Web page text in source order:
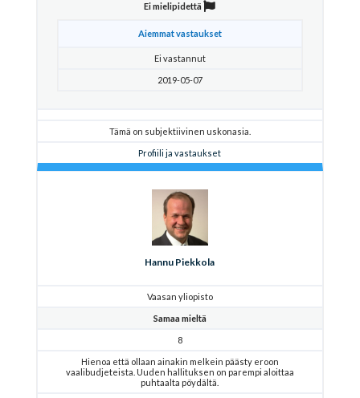
Ei mielipidettä
Aiemmat vastaukset
Ei vastannut
2019-05-07
Tämä on subjektiivinen uskonasia.
Profiili ja vastaukset
Hannu Piekkola
Vaasan yliopisto
Samaa mieltä
8
Hienoa että ollaan ainakin melkein päästy eroon
vaalibudjeteista. Uuden hallituksen on parempi aloittaa
puhtaalta pöydältä.